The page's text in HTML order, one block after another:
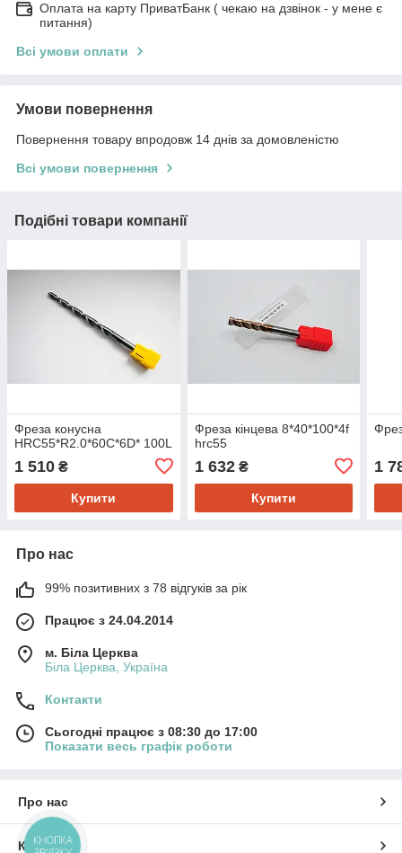
Оплата на карту ПриватБанк ( чекаю на дзвінок - у мене є
питання)
Всі умови оплати
Умови повернення
Повернення товару впродовж 14 днів за домовленістю
Всі умови повернення
Подібні товари компанії
Фреза конусна
HRC55*R2.0*60C*6D* 100L
1 510 ₴
Купити
Фреза кінцева 8*40*100*4f
hrc55
1 632₴
Купити
1
Про нас
99% позитивних з 78 відгуків за рік
Працює з 24.04.2014
м. Біла Церква
Біла Церква, Україна
Контакти
Сьогодні працює з 08:30 до 17:00
Показати весь графік роботи
Про нас
Контакти
КНОПКА